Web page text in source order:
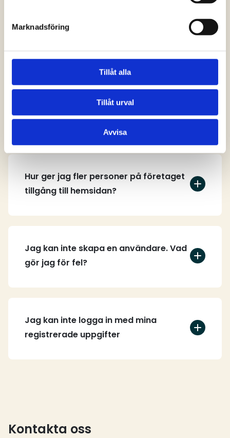
Marknadsföring
Tillåt alla
Tillåt urval
Avvisa
hemsidan?
Hur skapar jag ett användarkonto?
Hur ger jag fler personer på företaget
tillgång till hemsidan?
Jag kan inte skapa en användare. Vad
gör jag för fel?
Jag kan inte logga in med mina
registrerade uppgifter
Kontakta oss